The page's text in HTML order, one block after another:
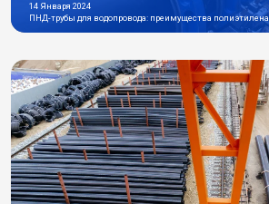
14 Января 2024
ПНД-трубы для водопровода: преимущества полиэтилена